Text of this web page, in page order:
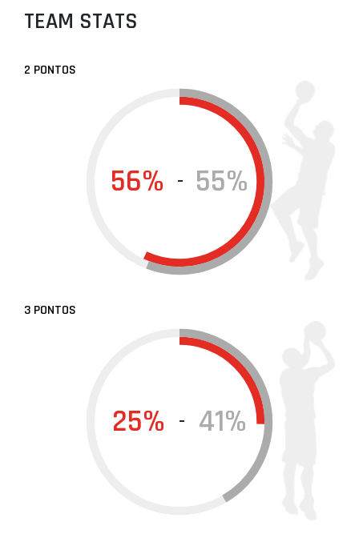
TEAM STATS
2 PONTOS
56% - 55%
3 PONTOS
25% - 41%